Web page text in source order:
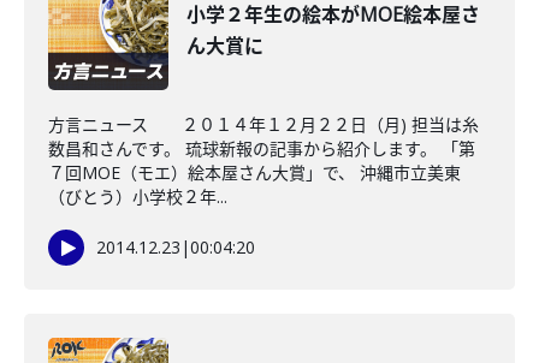
小学２年生の絵本がMOE絵本屋さ
ん大賞に
方言ニュース ２０１４年１２月２２日（月) 担当は糸
数昌和さんです。 琉球新報の記事から紹介します。 「第
７回MOE（モエ）絵本屋さん大賞」で、 沖縄市立美東
（びとう）小学校２年...
2014.12.23 |00:04:20